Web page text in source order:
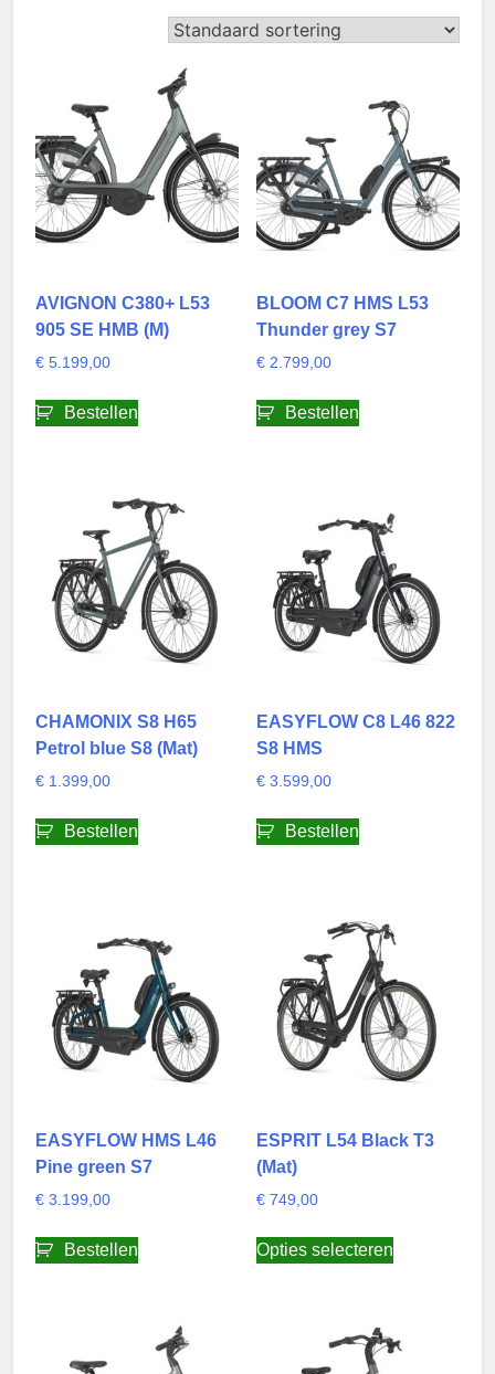
AVIGNON C380+ L53
905 SE HMB (M)
€ 5.199,00
Bestellen
BLOOM C7 HMS L53
Thunder grey S7
€2.799,00
Bestellen
CHAMONIX S8 H65
Petrol blue S8 (Mat)
€ 1.399,00
Bestellen
EASYFLOW C8 L46 822
S8 HMS
€3.599,00
Bestellen
EASYFLOW HMS L46
Pine green S7
€ 3.199,00
Bestellen
ESPRIT L54 Black T3
(Mat)
€749,00
Opties selecterenproduct
variaties.